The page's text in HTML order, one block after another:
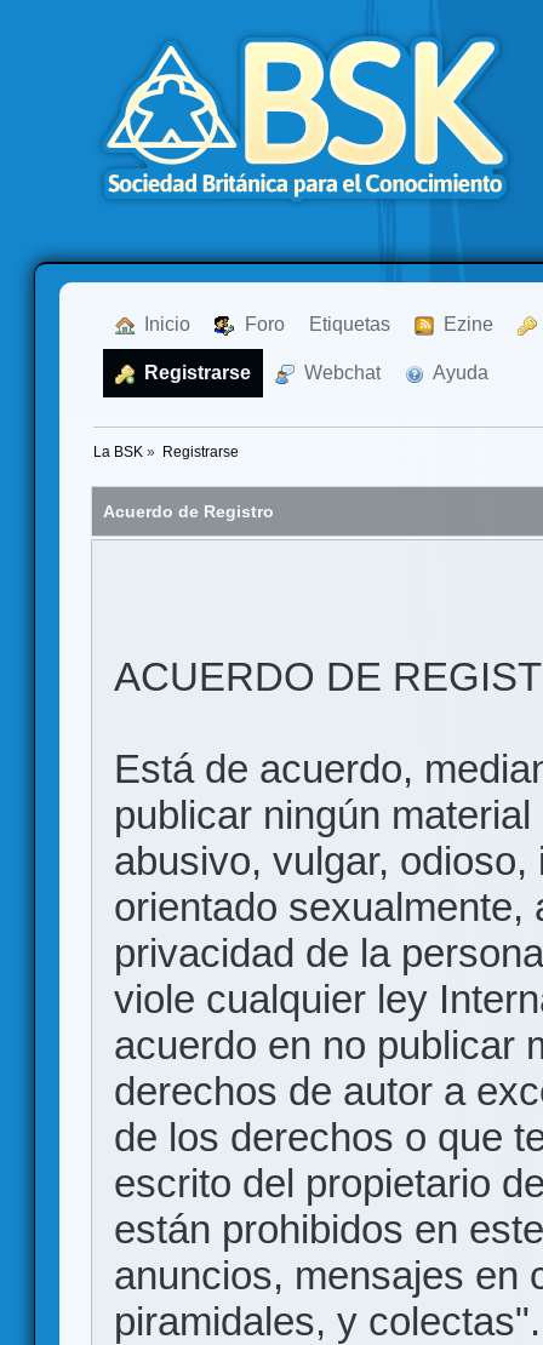
Inicio Foro Etiquetas Ezine
Registrarse Webchat Ayuda
La BSK » Registrarse
Acuerdo de Registro
ACUERDO DE
Está de acuerdo,
publicar ningún
abusivo, vulgar,
orientado sexualmente,
privacidad de la
viole cualquier ley
acuerdo en no publicar
derechos de autor a
de los derechos o que
escrito del propietario
están prohibidos en
anuncios, mensajes en
piramidales, y colectas".